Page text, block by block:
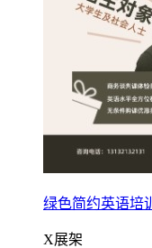
绿色简约英语培
X展架